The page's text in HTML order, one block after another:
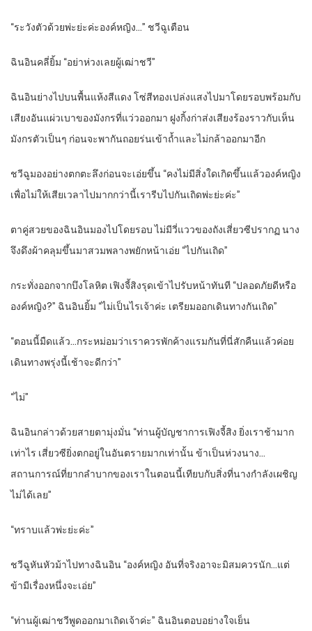
“ระวังตัวด้วยพ่ะย่ะค่ะองค์หญิง…” ชวีฉูเตือน
ฉินอินคลี่ยิ้ม “อย่าห่วงเลยผู้เฒ่าชวี”
ฉินอินย่างไปบนพื้นแห้งสีแดง โซ่สีทองเปล่งแสงไปมาโดยรอบพร้อมกับ
เสียงอันแผ่วเบาของมังกรที่แว่วออกมา ฝูงกิ้งก่าส่งเสียงร้องราวกับเห็น
มังกรตัวเป็นๆ ก่อนจะพากันถอยร่นเข้าถ้ำและไม่กล้าออกมาอีก
ชวีฉูมองอย่างตกตะลึงก่อนจะเอ่ยขึ้น “คงไม่มีสิ่งใดเกิดขึ้นแล้วองค์หญิง
เพื่อไม่ให้เสียเวลาไปมากกว่านี้เรารีบไปกันเถิดพ่ะย่ะค่ะ”
ตาคู่สวยของฉินอินมองไปโดยรอบ ไม่มีวี่แววของถังเสี่ยวซีปรากฏ นาง
จึงดึงผ้าคลุมขึ้นมาสวมพลางพยักหน้าเอ่ย “ไปกันเถิด”
กระทั่งออกจากบึงโลหิต เฟิงจี้สิงรุดเข้าไปรับหน้าทันที “ปลอดภัยดีหรือ
องค์หญิง?” ฉินอินยิ้ม “ไม่เป็นไรเจ้าค่ะ เตรียมออกเดินทางกันเถิด”
“ตอนนี้มืดแล้ว…กระหม่อมว่าเราควรพักค้างแรมกันที่นี่สักคืนแล้วค่อย
เดินทางพรุ่งนี้เช้าจะดีกว่า”
“ไม่”
ฉินอินกล่าวด้วยสายตามุ่งมั่น “ท่านผู้บัญชาการเฟิงจี้สิง ยิ่งเราช้ามาก
เท่าไร เสี่ยวซียิ่งตกอยู่ในอันตรายมากเท่านั้น ข้าเป็นห่วงนาง…
สถานการณ์ที่ยากลำบากของเราในตอนนี้เทียบกับสิ่งที่นางกำลังเผชิญ
ไม่ได้เลย”
“ทราบแล้วพ่ะย่ะค่ะ”
ชวีฉูหันหัวม้าไปทางฉินอิน “องค์หญิง อันที่จริงอาจะมิสมควรนัก…แต่
ข้ามีเรื่องหนึ่งจะเอ่ย”
“ท่านผู้เฒ่าชวีพูดออกมาเถิดเจ้าค่ะ” ฉินอินตอบอย่างใจเย็น